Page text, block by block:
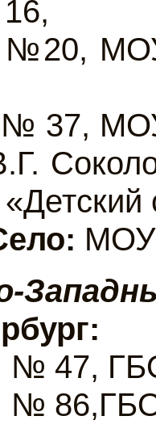
37,
МОУ
№ 47,
№